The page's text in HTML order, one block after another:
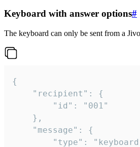
Keyboard with answer options#
The keyboard can only be sent from a
{